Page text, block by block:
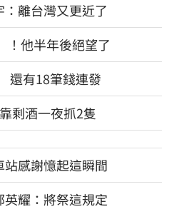
離台灣又更近了
！他半年後絕望了
還有18筆錢連發
剩酒一夜抓2隻
感謝憶起這瞬間
耀：將祭這規定